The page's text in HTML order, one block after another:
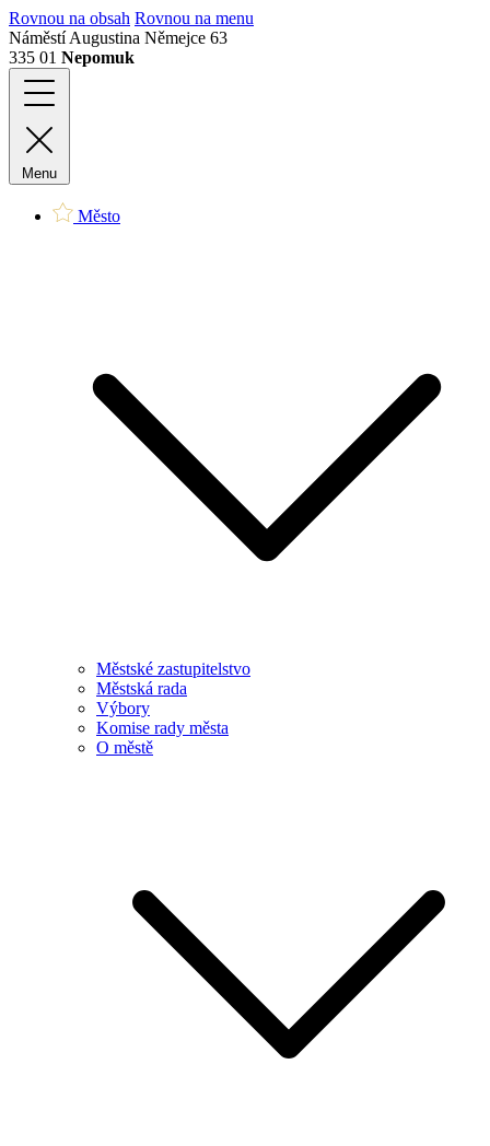
Rovnou na obsah Rovnou na menu
Náměstí Augustina Němejce 63
335 01 Nepomuk
Menu
Město
Městské zastupitelstvo
Městská rada
Výbory
Komise rady města
O městě